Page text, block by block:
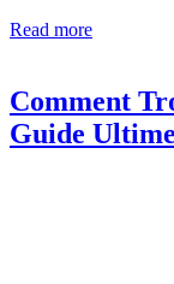
Read more
Comment
Guide Ultime